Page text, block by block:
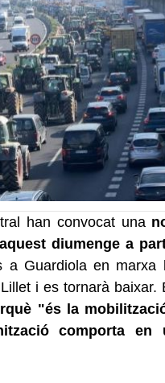
han convocat una
diumenge a
a Guardiola en
i es tornarà baixar.
"és la
comporta